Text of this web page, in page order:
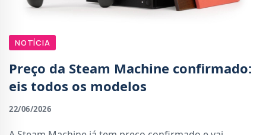
NOTÍCIA
Preço da Steam Machine confirmado:
eis todos os modelos
22/06/2026